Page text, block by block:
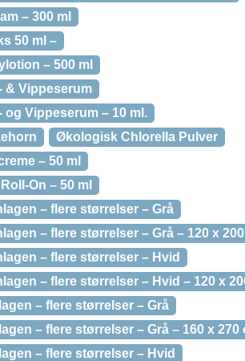
– 300 ml
50 ml –
– 500 ml
Vippeserum
Vippeserum – 10 ml.
Økologisk Chlorella Pulver
– 50 ml
On – 50 ml
– flere størrelser – Grå
– flere størrelser – Grå – 120 x
– flere størrelser – Hvid
– flere størrelser – Hvid – 120 x
– flere størrelser – Grå
– flere størrelser – Grå – 160 x 270
– flere størrelser – Hvid